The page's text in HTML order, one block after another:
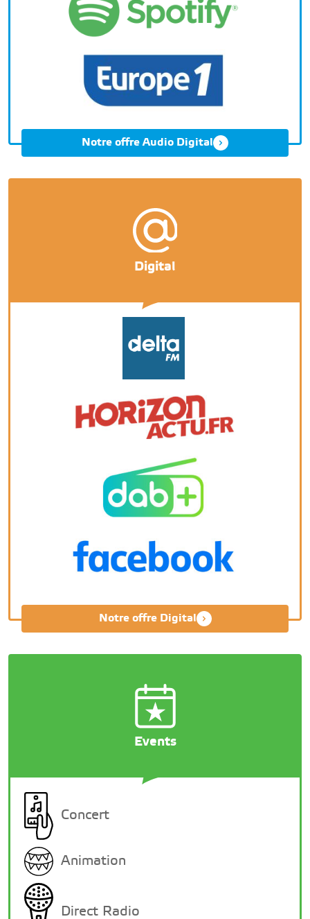
Notre offre Audio Digital
Digital
Notre offre Digital
Events
Concert
Animation
Direct Radio